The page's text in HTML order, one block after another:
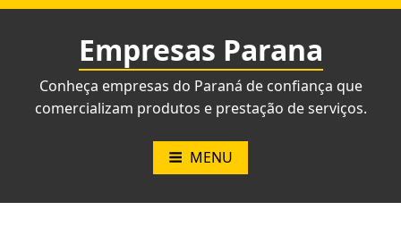
Pular
conteúdo
Empresas Parana
Conheça empresas do Paraná de confiança que
comercializam produtos e prestação de serviços.
MENU